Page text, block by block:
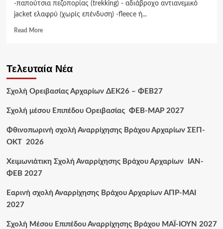
-παπούτσια πεζοπορίας (trekking) - αδιάβροχο αντιανεμικό
jacket ελαφρύ (χωρίς επένδυση) -fleece ή...
Read More
Τελευταία Νέα
Σχολή Ορειβασίας Αρχαρίων ΔΕΚ26 – ΦΕΒ27
Σχολή μέσου Επιπέδου Ορειβασίας ΦΕΒ-ΜΑΡ 2027
Φθινοπωρινή σχολή Αναρρίχησης Βράχου Αρχαρίων ΣΕΠ-
ΟΚΤ 2026
Χειμωνιάτικη Σχολή Αναρρίχησης Βράχου Αρχαρίων ΙΑΝ-
ΦΕΒ 2027
Εαρινή σχολή Αναρρίχησης Βράχου Αρχαρίων ΑΠΡ-ΜΑΙ
2027
Σχολή Μέσου Επιπέδου Αναρρίχησης Βράχου ΜΑΪ-ΙΟΥΝ 2027